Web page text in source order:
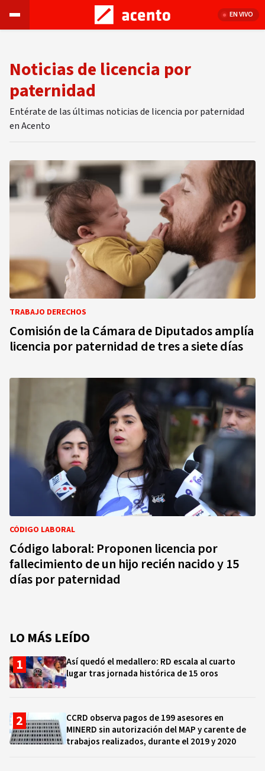
EN VIVO
Noticias de licencia por
paternidad
Entérate de las últimas noticias de licencia por paternidad
en Acento
TRABAJO DERECHOS
Comisión de la Cámara de Diputados amplía
licencia por paternidad de tres a siete días
CÓDIGO LABORAL
Código laboral: Proponen licencia por
fallecimiento de un hijo recién nacido y 15
días por paternidad
LO MÁS LEÍDO
Así quedó el medallero: RD escala al cuarto
lugar tras jornada histórica de 15 oros
CCRD observa pagos de 199 asesores en
MINERD sin autorización del MAP y carente de
trabajos realizados, durante el 2019 y 2020